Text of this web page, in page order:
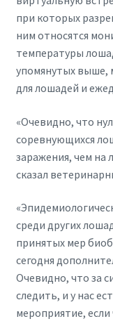
при которых
ним относятся
температуры
упомянутых выше,
для лошадей и
«Очевидно, что
соревнующихся
заражения, чем на
сказал
среди других
принятых мер
сегодня
Очевидно, что за
следить, и у нас
мероприятие,